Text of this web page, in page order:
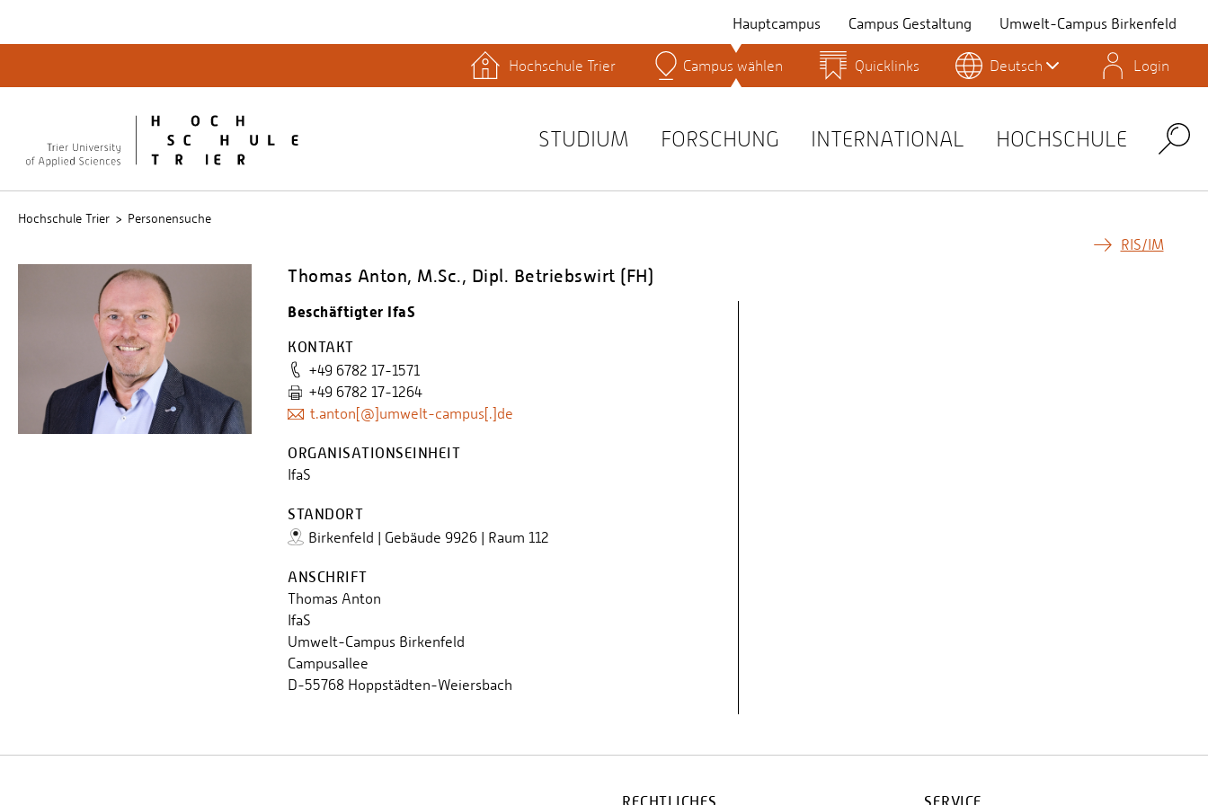
Hauptcampus Campus Gestaltung Umwelt-Campus Birkenfeld
Lernplattformen
Personensuche
Studienservice
Stud.IP
Hochschule Trier Campus wählen Quicklinks Deutsch Login
STUDIUM FORSCHUNG INTERNATIONAL HOCHSCHULE Search
Hochschule Trier Personensuche
Thomas Anton, M.Sc., Dipl. Betriebswirt (FH)
Beschäftigter IfaS
KONTAKT
+49 6782 17-1571
+49 6782 17-1264
t.anton[@]umwelt-campus[.]de
ORGANISATIONSEINHEIT
IfaS
STANDORT
Birkenfeld | Gebäude 9926 | Raum 112
ANSCHRIFT
Thomas Anton
IfaS
Umwelt-Campus Birkenfeld
Campusallee
D-55768 Hoppstädten-Weiersbach
RIS/IM